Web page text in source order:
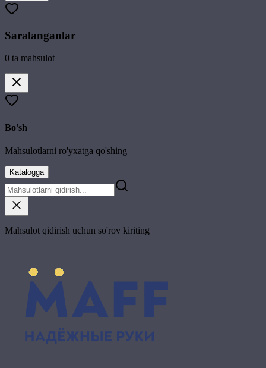
Saralanganlar
0 ta mahsulot
Bo'sh
Mahsulotlarni ro'yxatga qo'shing
Katalogga
Mahsulot qidirish uchun so'rov kiriting